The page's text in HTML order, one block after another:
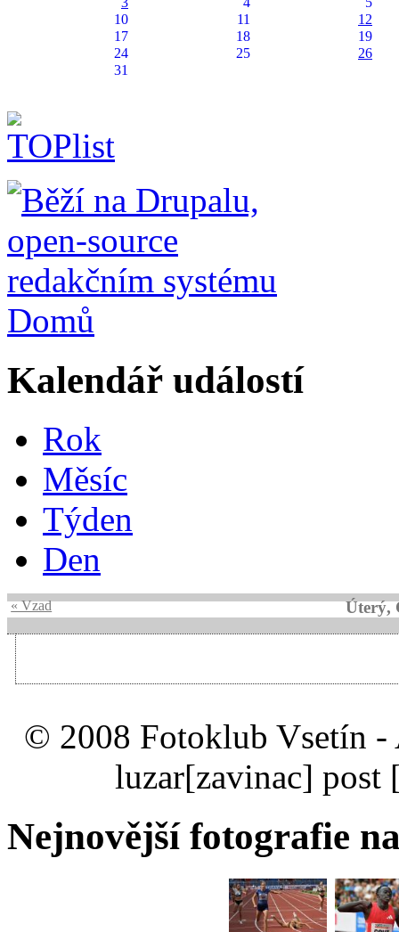
10
11
12
17
18
19
24
25
26
31
Domů
Kalendář událostí
Rok
Měsíc
Týden
Den
« Vzad Úterý,
© 2008 Fotoklub Vsetín -
luzar[zavinac] post
Nejnovější fotografie